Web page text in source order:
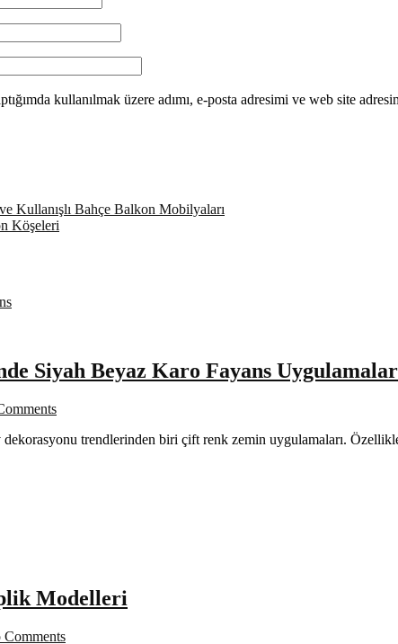
kullanılmak üzere adımı, e-posta adresimi ve web site
Kullanışlı Bahçe Balkon Mobilyaları
Köşeleri
Siyah Beyaz Karo Fayans
dekorasyonu trendlerinden biri çift renk zemin uygulamaları.
Modelleri
Comments